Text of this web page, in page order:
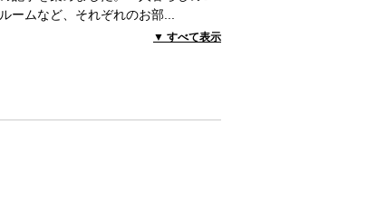
ームなど、それぞれのお部
▼ すべて表示